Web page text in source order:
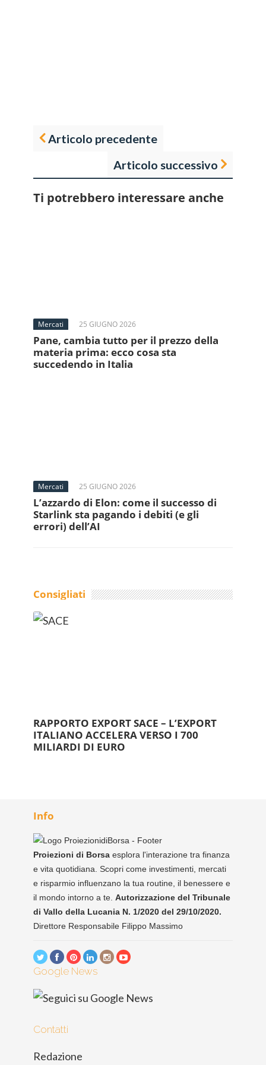
Articolo precedente
Articolo successivo
Ti potrebbero interessare anche
Mercati 25 GIUGNO 2026
Pane, cambia tutto per il prezzo della
materia prima: ecco cosa sta
succedendo in Italia
Mercati 25 GIUGNO 2026
L’azzardo di Elon: come il successo di
Starlink sta pagando i debiti (e gli
errori) dell’AI
Consigliati
RAPPORTO EXPORT SACE – L’EXPORT
ITALIANO ACCELERA VERSO I 700
MILIARDI DI EURO
Info
Proiezioni di Borsa esplora l'interazione tra finanza
e vita quotidiana. Scopri come investimenti, mercati
e risparmio influenzano la tua routine, il benessere e
il mondo intorno a te. Autorizzazione del Tribunale
di Vallo della Lucania N. 1/2020 del 29/10/2020.
Direttore Responsabile Filippo Massimo
Google News
Contatti
Redazione